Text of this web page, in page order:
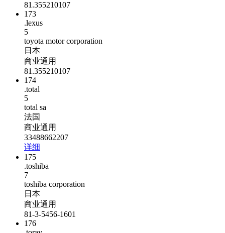
81.355210107
173
.lexus
5
toyota motor corporation
日本
商业通用
81.355210107
174
.total
5
total sa
法国
商业通用
33488662207
详细
175
.toshiba
7
toshiba corporation
日本
商业通用
81-3-5456-1601
176